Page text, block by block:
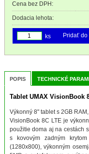
Cena bez DPH:
Dodacia lehota:
Pridať do
ks
POPIS TECHNICKÉ
Tablet UMAX VisionBook
Výkonný 8" tablet s 2GB
VisionBook 8C LTE je
použitie doma aj na cestách
s kovovým zadným
(1280x800), výkonným